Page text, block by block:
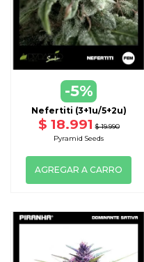
-5%
Nefertiti (3+1u/5+2u)
$ 18.991 $ 19.990
Pyramid Seeds
AGREGAR A CARRO